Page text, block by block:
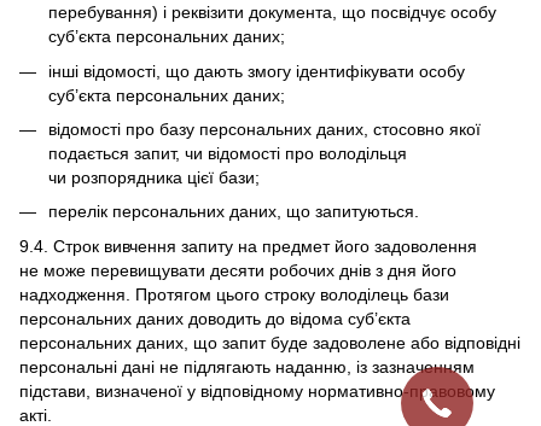
перебування) і реквізити документа, що посвідчує особу
суб’єкта персональних даних;
інші відомості, що дають змогу ідентифікувати особу
суб’єкта персональних даних;
відомості про базу персональних даних, стосовно якої
подається запит, чи відомості про володільця
чи розпорядника цієї бази;
перелік персональних даних, що запитуються.
9.4. Строк вивчення запиту на предмет його задоволення
не може перевищувати десяти робочих днів з дня його
надходження. Протягом цього строку володілець бази
персональних даних доводить до відома суб’єкта
персональних даних, що запит буде задоволене або відповідні
персональні дані не підлягають наданню, із зазначенням
підстави, визначеної у відповідному нормативно-правовому
акті.